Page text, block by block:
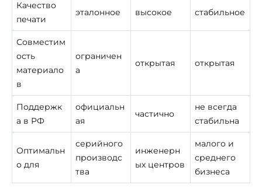
Качество
печати
эталонное высокое стабильное
Совместим
ость
материало
в
ограничен
а
открытая открытая
Поддержк
а в РФ
официальн
ая
частично
не всегда
стабильна
Оптимальн
о для
серийного
производс
тва
инженерн
ых центров
малого и
среднего
бизнеса